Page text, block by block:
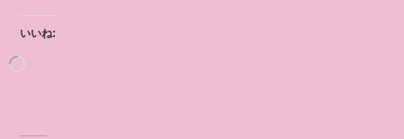
いいね: